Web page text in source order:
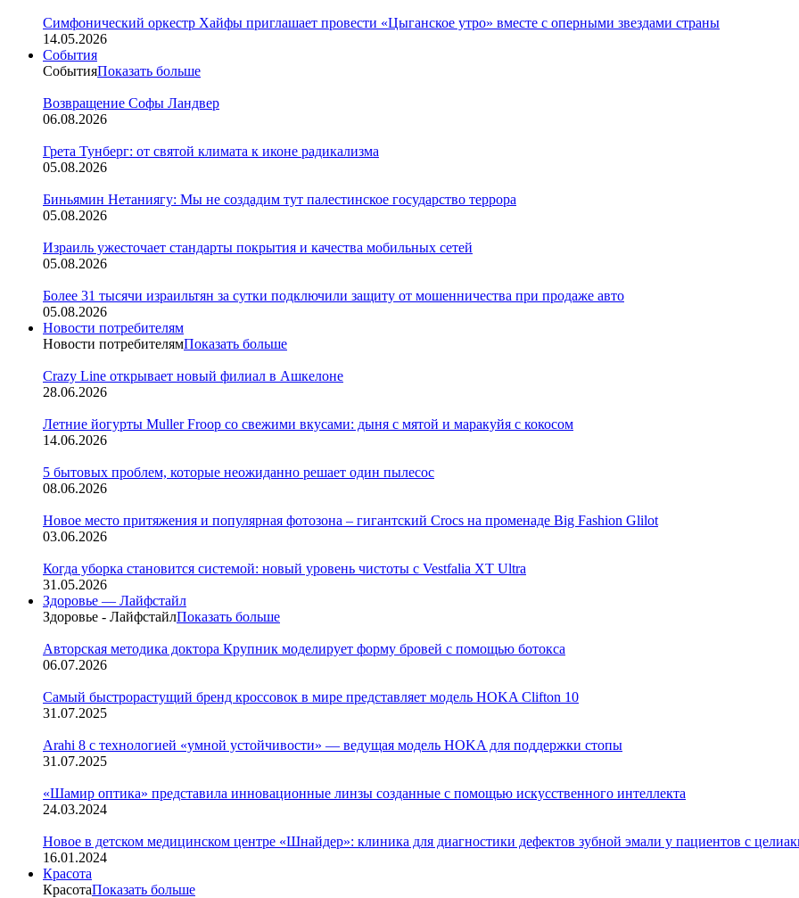
Симфонический оркестр Хайфы приглашает провести «Цыганское утро» вместе с оперными звездами страны
14.05.2026
События
СобытияПоказать больше
Возвращение Софы Ландвер
06.08.2026
Грета Тунберг: от святой климата к иконе радикализма
05.08.2026
Биньямин Нетаниягу: Мы не создадим тут палестинское государство террора
05.08.2026
Израиль ужесточает стандарты покрытия и качества мобильных сетей
05.08.2026
Более 31 тысячи израильтян за сутки подключили защиту от мошенничества при продаже авто
05.08.2026
Новости потребителям
Новости потребителямПоказать больше
Crazy Line открывает новый филиал в Ашкелоне
28.06.2026
Летние йогурты Muller Froop со свежими вкусами: дыня с мятой и маракуйя с кокосом
14.06.2026
5 бытовых проблем, которые неожиданно решает один пылесос
08.06.2026
Новое место притяжения и популярная фотозона – гигантский Crocs на променаде Big Fashion Glilot
03.06.2026
Когда уборка становится системой: новый уровень чистоты с Vestfalia XT Ultra
31.05.2026
Здоровье — Лайфстайл
Здоровье - ЛайфстайлПоказать больше
Авторская методика доктора Крупник моделирует форму бровей с помощью ботокса
06.07.2026
Cамый быстрорастущий бренд кроссовок в мире представляет модель HOKA Clifton 10
31.07.2025
Arahi 8 c технологией «умной устойчивости» — ведущая модель HOKA для поддержки стопы
31.07.2025
«Шамир оптика» представила инновационные линзы созданные с помощью искусственного интеллекта
24.03.2024
Новое в детском медицинском центре «Шнайдер»: клиника для диагностики дефектов зубной эмали у пациентов с
16.01.2024
Красота
КрасотаПоказать больше